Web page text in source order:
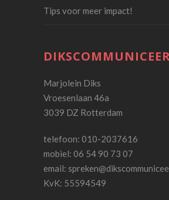
Tips voor meer impact!
Marjolein Diks
Vroesenlaan 46a
3039 DZ Rotterdam
telefoon: 010-2037616
mobiel: 06 54 90 73 07
email:
KvK: 55594549